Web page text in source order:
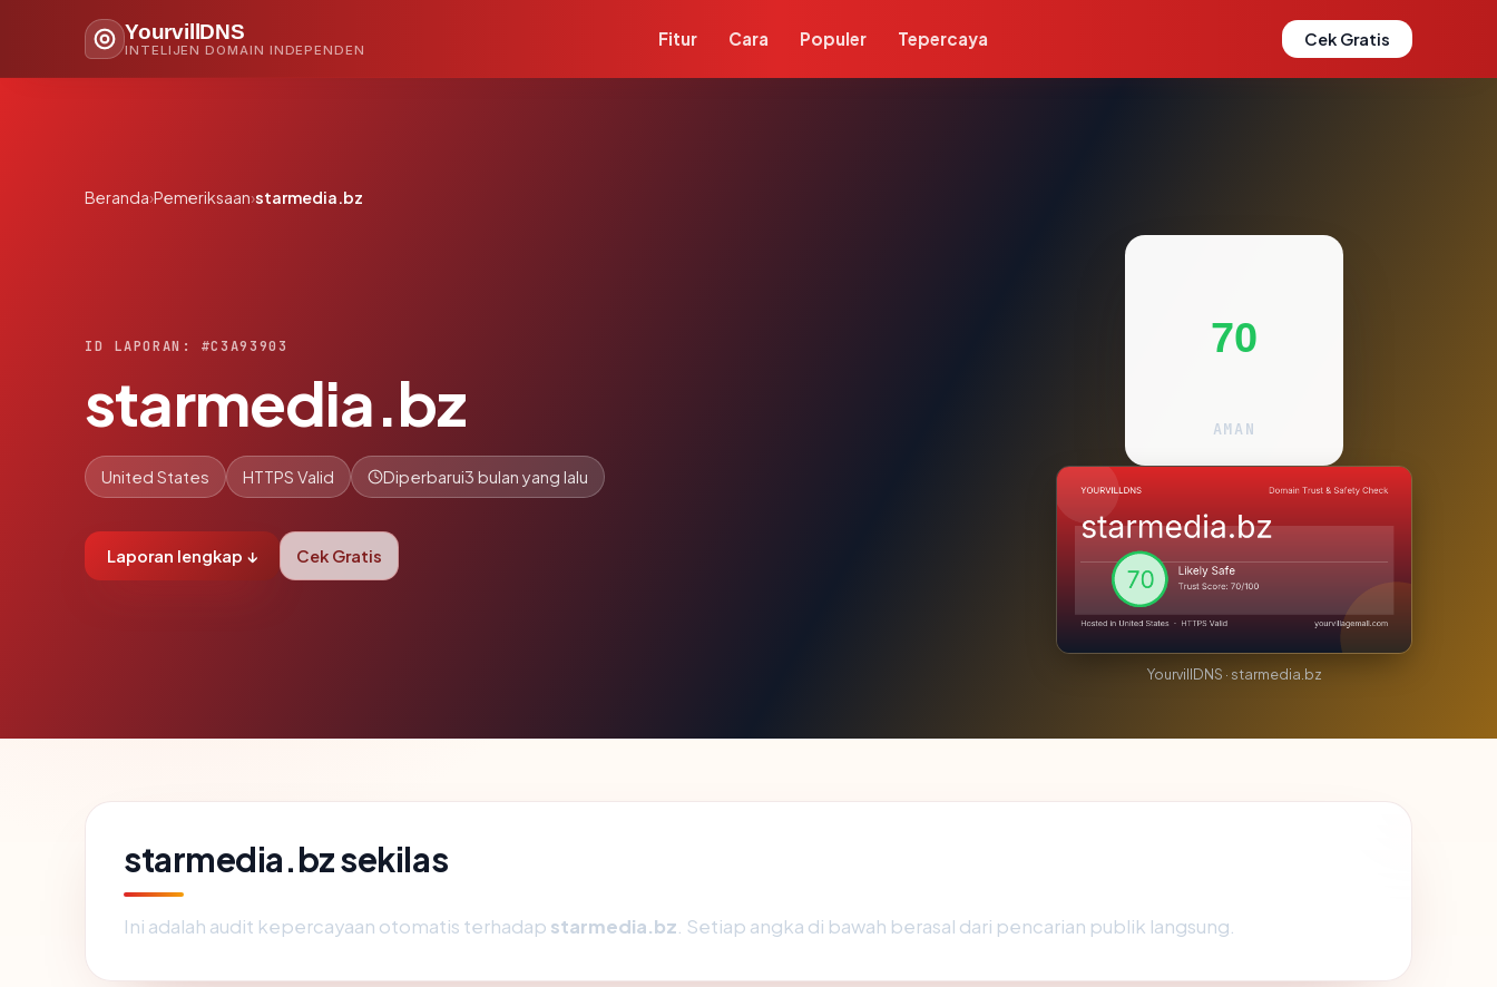
YourvillDNS
INTELIJEN DOMAIN INDEPENDEN
Fitur Cara Populer Tepercaya Cek Gratis
Beranda›Pemeriksaan›starmedia.bz
ID LAPORAN: #C3A93903
starmedia.bz
United States HTTPS Valid Diperbarui3 bulan yang lalu
Laporan lengkap ↓ Cek Gratis
70
AMAN
YourvillDNS · starmedia.bz
starmedia.bz sekilas
Ini adalah audit kepercayaan otomatis terhadap starmedia.bz . Setiap angka di bawah berasal dari pencarian publik langsung.